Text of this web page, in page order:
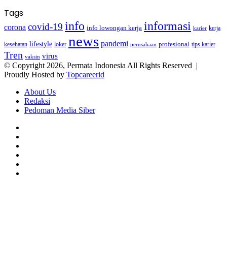
Tags
corona covid-19 info info lowongan kerja informasi karier kerja
kesehatan lifestyle loker news pandemi perusahaan profesional tips karier
Tren vaksin virus
© Copyright 2026, Permata Indonesia All Rights Reserved |
Proudly Hosted by Topcareerid
About Us
Redaksi
Pedoman Media Siber